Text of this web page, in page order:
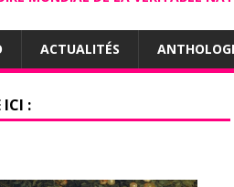
ACTUALITÉS
ICI :